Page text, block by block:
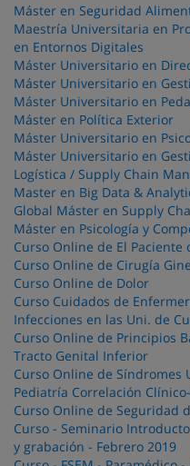
Máster en Seguridad
Maestría Universitaria en
en Entornos Digitales
Máster Universitario en
Máster Universitario en
Máster Universitario en
Máster en Política Exterior
Máster Universitario en
Máster Universitario en
Logística / Supply Chain
Master en Big Data &
Global Máster en Supply
Máster en Psicología y
Curso Online de El Paciente
Curso Online de Cirugía
Curso Online de Dolor
Curso Cuidados de
Infecciones en las Uni. de
Curso Online de Principios
Tracto Genital Inferior
Curso Online de Síndromes
Pediatría Correlación
Curso Online de Seguridad
Curso - Seminario
y grabación - Febrero 2019